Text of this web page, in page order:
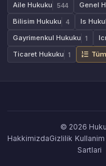
Aile Hukuku
544 Genel
Bilisim Hukuku 4 Is
Gayrimenkul Hukuku 1
Ticaret Hukuku 1
© 2026
HakkimizdaGizlilik Kullanim
Sartlari